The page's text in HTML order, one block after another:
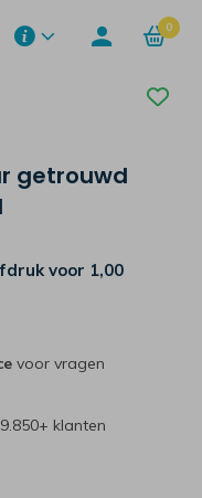
0
getrouwd
voor 1,00
voor vragen
klanten